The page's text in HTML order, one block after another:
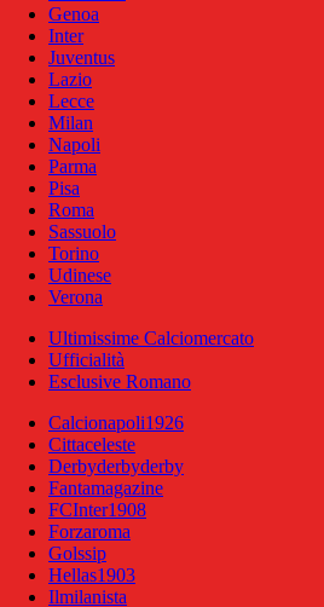
Genoa
Inter
Juventus
Lazio
Lecce
Milan
Napoli
Parma
Pisa
Roma
Sassuolo
Torino
Udinese
Verona
Ultimissime Calciomercato
Ufficialità
Esclusive Romano
Calcionapoli1926
Cittaceleste
Derbyderbyderby
Fantamagazine
FCInter1908
Forzaroma
Golssip
Hellas1903
Ilmilanista